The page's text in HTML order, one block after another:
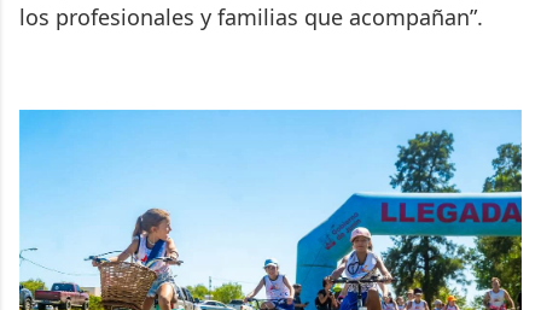
los profesionales y familias que acompañan”.